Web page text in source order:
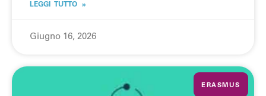
LEGGI TUTTO »
Giugno 16, 2026
ERASMUS